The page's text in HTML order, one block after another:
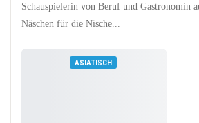
Schauspielerin von Beruf und Gastronomin
Näschen für die Nische...
ASIATISCH